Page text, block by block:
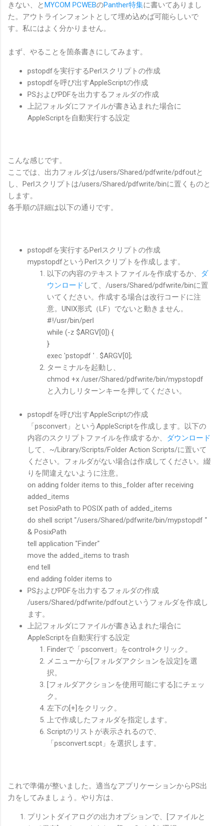
きない、とMYCOM PCWEBのPanther特集に書いてありまし
た。アウトラインフォントとして埋め込めば可能らしいで
す。私にはよく分かりません。
まず、やることを箇条書きにしてみます。
pstopdfを実行するPerlスクリプトの作成
pstopdfを呼び出すAppleScriptの作成
PSおよびPDFを出力するフォルダの作成
上記フォルダにファイルが書き込まれた場合に
AppleScriptを自動実行する設定
こんな感じです。
ここでは、出力フォルダは/users/Shared/pdfwrite/pdfoutと
し、Perlスクリプトは/users/Shared/pdfwrite/binに置くものと
します。
各手順の詳細は以下の通りです。
pstopdfを実行するPerlスクリプトの作成
mypstopdfというPerlスクリプトを作成します。
以下の内容のテキストファイルを作成するか、
ダ
ウンロード して、/users/Shared/pdfwrite/binに置
いてください。作成する場合は改行コードに注
意。UNIX形式（LF）でないと動きません。
#!/usr/bin/perl
while (-z $ARGV[0]) {
}
exec 'pstopdf ' . $ARGV[0];
ターミナルを起動し、
chmod +x /user/Shared/pdfwrite/bin/mypstopdf
と入力しリターンキーを押してください。
pstopdfを呼び出すAppleScriptの作成
「psconvert」というAppleScriptを作成します。以下の
内容のスクリプトファイルを作成するか、
ダウンロード
して、~/Library/Scripts/Folder Action Scripts/に置いて
ください。フォルダがない場合は作成してください。綴
りを間違えないように注意。
on adding folder items to this_folder after receiving
added_items
set PosixPath to POSIX path of added_items
do shell script "/users/Shared/pdfwrite/bin/mypstopdf "
& PosixPath
tell application "Finder"
move the added_items to trash
end tell
end adding folder items to
PSおよびPDFを出力するフォルダの作成
/users/Shared/pdfwrite/pdfoutというフォルダを作成し
ます。
上記フォルダにファイルが書き込まれた場合に
AppleScriptを自動実行する設定
Finderで「psconvert」をcontrol+クリック。
メニューから[フォルダアクションを設定]を選
択。
[フォルダアクションを使用可能にする]にチェッ
ク。
左下の[+]をクリック。
上で作成したフォルダを指定します。
Scriptのリストが表示されるので、
「psconvert.scpt」を選択します。
これで準備が整いました。適当なアプリケーションからPS出
力をしてみましょう。やり方は、
プリントダイアログの出力オプションで、[ファイルと